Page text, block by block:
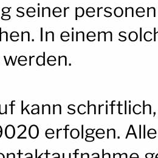
seiner
In einem
kann
erfolgen.